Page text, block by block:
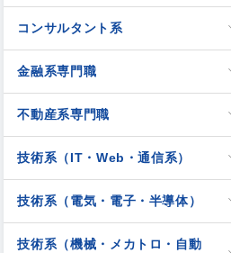
コンサルタント系
金融系専門職
不動産系専門職
技術系（IT・Web・通信系）
技術系（電気・電子・半導体）
技術系（機械・メカトロ・自動